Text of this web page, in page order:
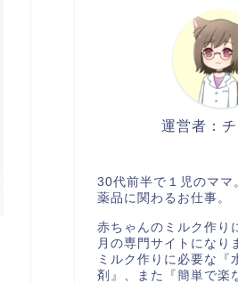
運営者：
30代前半で１児のママ
薬品に関わるお仕事。
赤ちゃんのミルク作り
月の専門サイトになり
ミルク作りに必要な『
剤』、また『簡単で楽